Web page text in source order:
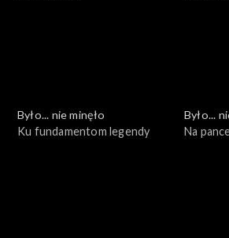
Było... nie minęło
Ku fundamentom legendy
Było...
Na